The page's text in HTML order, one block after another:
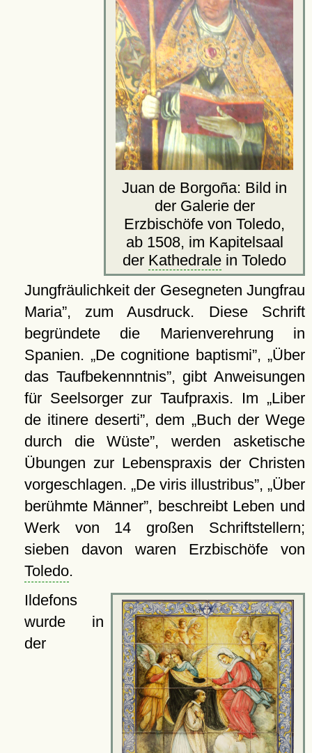
Juan de Borgoña: Bild in
der Galerie der
Erzbischöfe von Toledo,
ab 1508, im Kapitelsaal
der Kathedrale in Toledo
Jungfräulichkeit der Gesegneten Jungfrau
Maria , zum Ausdruck. Diese Schrift
begründete die Marienverehrung in
Spanien.
De cognitione baptismi ,
Über
das Taufbekennntnis , gibt Anweisungen
für Seelsorger zur Taufpraxis. Im
Liber
de itinere deserti , dem
Buch der Wege
durch die Wüste , werden asketische
Übungen zur Lebenspraxis der Christen
vorgeschlagen. De viris illustribus , Über
berühmte Männer , beschreibt Leben und
Werk von 14 großen Schriftstellern;
sieben davon waren Erzbischöfe von
Toledo.
Ildefons
wurde in
der